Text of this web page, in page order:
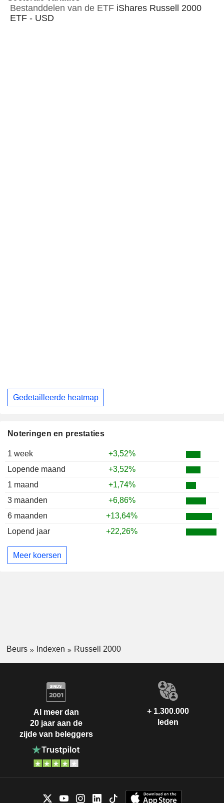
Bestanddelen van de ETF iShares Russell 2000
ETF - USD
Gedetailleerde heatmap
Noteringen en prestaties
1 week
+3,52%
Lopende maand
+3,52%
1 maand
+1,74%
3 maanden
+6,86%
6 maanden
+13,64%
Lopend jaar
+22,26%
Meer koersen
Beurs Indexen Russell 2000
Al meer dan
20 jaar aan de
zijde van beleggers
+ 1.300.000
leden